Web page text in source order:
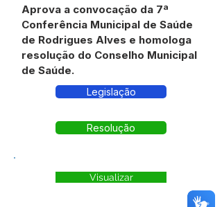
Aprova a convocação da 7ª
Conferência Municipal de Saúde
de Rodrigues Alves e homologa
resolução do Conselho Municipal
de Saúde.
Legislação
Resolução
Visualizar